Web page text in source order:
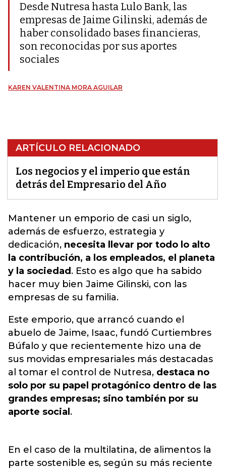
Desde Nutresa hasta Lulo Bank, las
empresas de Jaime Gilinski, además de
haber consolidado bases financieras,
son reconocidas por sus aportes
sociales
KAREN VALENTINA MORA AGUILAR
ARTÍCULO RELACIONADO
Los negocios y el imperio que están
detrás del Empresario del Año
Mantener un emporio de casi un siglo,
además de esfuerzo, estrategia y
dedicación, necesita llevar por todo lo alto
la contribución, a los empleados, el planeta
y la sociedad . Esto es algo que ha sabido
hacer muy bien Jaime Gilinski, con las
empresas de su familia.
Este emporio, que arrancó cuando el
abuelo de Jaime, Isaac, fundó Curtiembres
Búfalo y que recientemente hizo una de
sus movidas empresariales más destacadas
al tomar el control de Nutresa, destaca no
solo por su papel protagónico dentro de las
grandes empresas; sino también por su
aporte social .
En el caso de la multilatina, de alimentos la
parte sostenible es, según su más reciente